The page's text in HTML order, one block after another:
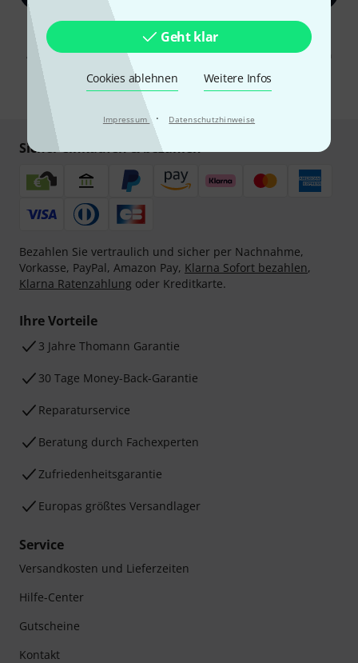
Geht klar
Cookies ablehnen Weitere Infos
Impressum · Datenschutzhinweise
Mit Klick auf „Jetzt anmelden“ stimmen Sie dem Erhalt von E-Mail-
Werbung und einer Messung des E-Mail-Nutzungsverhaltens zu. Die
Abmeldung ist jederzeit möglich. Weitere Informationen finden Sie in
unseren
* Pflichtfeld
Sicher einkaufen & bezahlen
Bezahlen Sie vertraulich und sicher per Nachnahme,
Vorkasse, PayPal, Amazon Pay, Klarna Sofort bezahlen,
Klarna Ratenzahlung oder Kreditkarte.
Ihre Vorteile
3 Jahre Thomann Garantie
30 Tage Money-Back-Garantie
Reparaturservice
Beratung durch Fachexperten
Zufriedenheitsgarantie
Europas größtes Versandlager
Service
Versandkosten und Lieferzeiten
Hilfe-Center
Gutscheine
Kontakt